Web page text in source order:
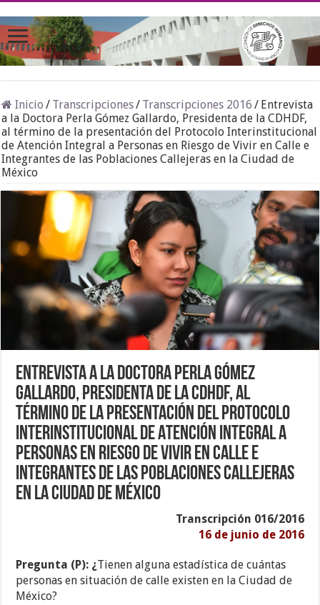
Inicio / Transcripciones/ Transcripciones 2016 / Entrevista
a la Doctora Perla Gómez Gallardo, Presidenta de la CDHDF,
al término de la presentación del Protocolo Interinstitucional
de Atención Integral a Personas en Riesgo de Vivir en Calle e
Integrantes de las Poblaciones Callejeras en la Ciudad de
México
Entrevista a la Doctora Perla Gómez
Gallardo, Presidenta de la CDHDF, al
término de la presentación del Protocolo
Interinstitucional de Atención Integral a
Personas en Riesgo de Vivir en Calle e
Integrantes de las Poblaciones Callejeras
en la Ciudad de México
Transcripción 016/2016
16 de junio de 2016
Pregunta (P): ¿Tienen alguna estadística de cuántas
personas en situación de calle existen en la Ciudad de
México?